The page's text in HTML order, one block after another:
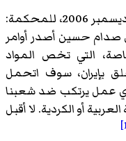
في 18 كانون الأول/ ديسمبر 2006، للمحكمة:
صدام حسين أصدر أوامر
التي تخص المواد
بإيران، سوف اتحمل
عمل يرتكب ضد شعبنا
أو الكردية. لا أقبل